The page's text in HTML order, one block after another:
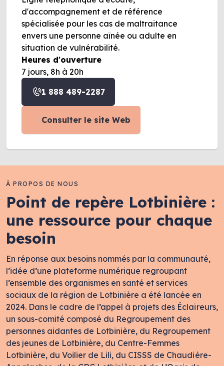
d'accompagnement et de référence
spécialisée pour les cas de maltraitance
envers une personne aînée ou adulte en
situation de vulnérabilité.
Heures d'ouverture
7 jours, 8h à 20h
1 888 489-2287
Consulter le site Web
À PROPOS DE NOUS
Point de repère Lotbinière :
une ressource pour chaque
besoin
En réponse aux besoins nommés par la communauté,
l’idée d’une plateforme numérique regroupant
l’ensemble des organismes en santé et services
sociaux de la région de Lotbinière a été lancée en
2024. Dans le cadre de l’appel à projets des Éclaireurs,
un sous-comité composé du Regroupement des
personnes aidantes de Lotbinière, du Regroupement
des jeunes de Lotbinière, du Centre-Femmes
Lotbinière, du Voilier de Lili, du CISSS de Chaudière-